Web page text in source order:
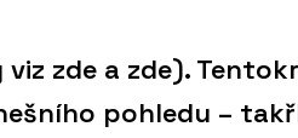
zde a zde).
pohledu –